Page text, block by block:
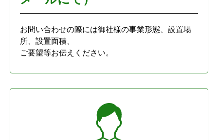
お問い合わせの際には御社様の事業形態、設置場
所、設置面積、
ご要望等お伝えください。